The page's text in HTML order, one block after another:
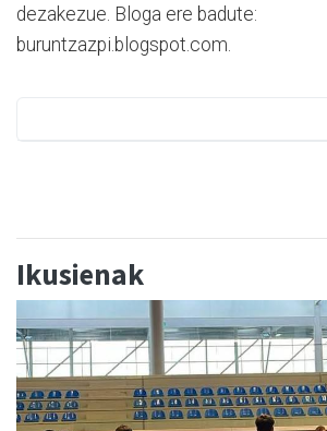
dezakezue. Bloga ere badute:
buruntzazpi.blogspot.com.
Ikusienak